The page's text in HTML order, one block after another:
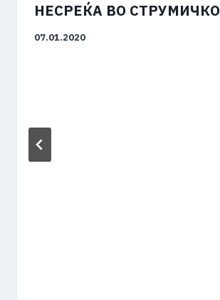
НЕСРЕЌА ВО СТРУМИЧКО
07.01.2020